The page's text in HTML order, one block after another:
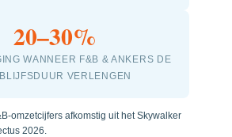
20–30%
WANNEER F&B & ANKERS DE
VERLENGEN
omzetcijfers afkomstig uit het Skywalker
2026.